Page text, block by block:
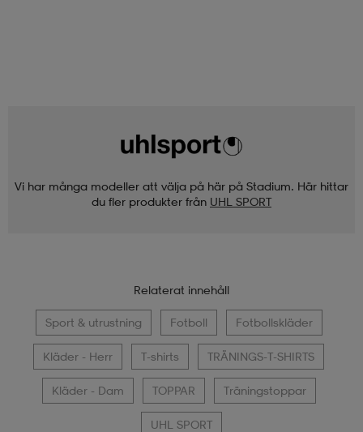
Vi har många modeller att välja på här på Stadium. Här hittar
du fler produkter från UHL SPORT
Relaterat innehåll
Sport & utrustning Fotboll Fotbollskläder
Kläder - Herr T-shirts TRÄNINGS-T-SHIRTS
Kläder - Dam TOPPAR Träningstoppar
UHL SPORT